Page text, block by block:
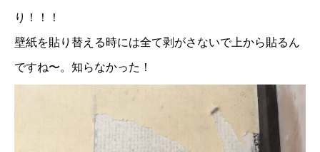
り！！！
壁紙を貼り替える時には全て剥がさないで上から貼るん
ですね〜。知らなかった！